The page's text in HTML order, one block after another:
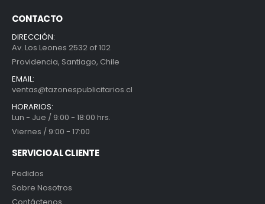
CONTACTO
DIRECCIÓN:
Av. Los Leones 2532 of 102
Providencia, Santiago, Chile
EMAIL:
ventas@tazonespublicitarios.cl
HORARIOS:
Lun - Jue / 9:00 - 18:00 hrs.
Viernes / 9:00 - 17:00
SERVICIO AL CLIENTE
Pedidos
Sobre Nosotros